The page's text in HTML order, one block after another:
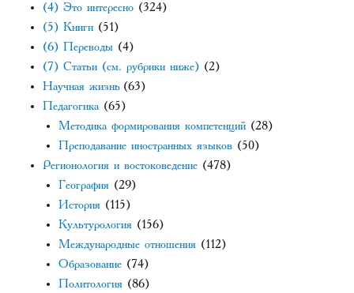
(4) Это интересно (324)
(5) Книги (51)
(6) Переводы (4)
(7) Статьи (см. рубрики ниже) (2)
Научная жизнь(63)
Педагогика (65)
Методика формирования компетенций (28)
Преподавание иностранных языков (50)
Регионология и востоковедение (478)
География (29)
История (115)
Культурология (156)
Международные отношения (112)
Образование (74)
Политология (86)